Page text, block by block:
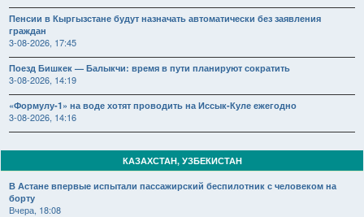
Пенсии в Кыргызстане будут назначать автоматически без заявления
граждан
3-08-2026, 17:45
Поезд Бишкек — Балыкчи: время в пути планируют сократить
3-08-2026, 14:19
«Формулу-1» на воде хотят проводить на Иссык-Куле ежегодно
3-08-2026, 14:16
КАЗАХСТАН, УЗБЕКИСТАН
В Астане впервые испытали пассажирский беспилотник с человеком на
борту
Вчера, 18:08